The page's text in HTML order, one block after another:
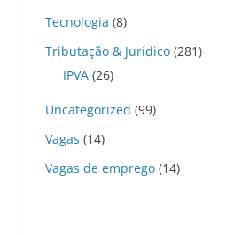
Tecnologia (8)
Tributação & Jurídico (281)
IPVA (26)
Uncategorized (99)
Vagas (14)
Vagas de emprego (14)